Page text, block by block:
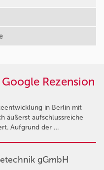
Rezension
in Berlin mit
äußerst aufschlussreiche
Aufgrund der …
gGmbH